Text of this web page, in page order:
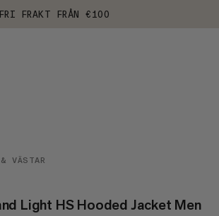
FRI FRAKT FRÅN €100
VÄSTAR
Light HS Hooded Jacket Men